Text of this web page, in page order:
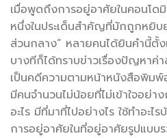
เมื่อพูดถึงการอยู่อาศัยในคอนโด
หนึ่งในประเด็นสำคัญที่มักถูกหยิ
ส่วนกลาง” หลายคนได้ยินคำนี้ตั้
บางทีก็ได้ทราบข่าวเรื่องปัญหาค่
เป็นคดีความตามหน้าหนังสือพิม
มีคนจำนวนไม่น้อยที่ไม่เข้าใจอย่
อะไร มีที่มาที่ไปอย่างไร ใช้ทำอะ
การอยู่อาศัยในที่อยู่อาศัยรูปแบบ